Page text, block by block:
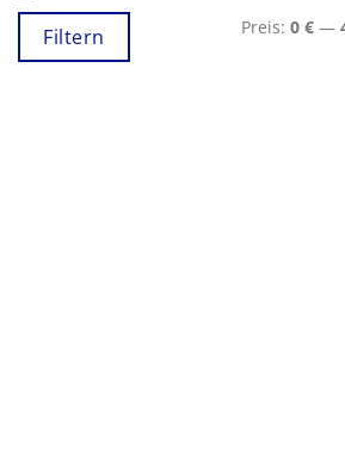
Min.
Preis
Max.
PreisFiltern Preis: 0 € —